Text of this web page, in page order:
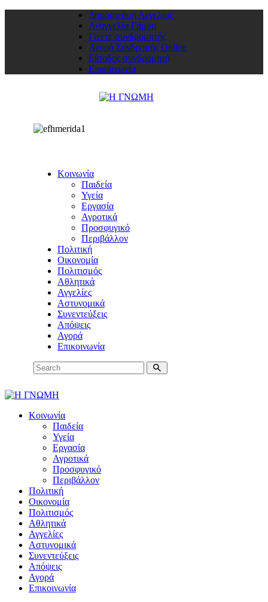
Δημοσιεύση Αγγελίας
Αναγγελία Γάμου
Γίνετε συνδρομητής
Αγορά Συνδρομής Online
Είσοδος συνδρομητή
Επικοινωνία
Κοινωνία
Παιδεία
Υγεία
Εργασία
Αγροτικά
Προσφυγικό
Περιβάλλον
Πολιτική
Οικονομία
Πολιτισμός
Αθλητικά
Αγγελίες
Αστυνομικά
Συνεντεύξεις
Απόψεις
Αγορά
Επικοινωνία
Κοινωνία
Παιδεία
Υγεία
Εργασία
Αγροτικά
Προσφυγικό
Περιβάλλον
Πολιτική
Οικονομία
Πολιτισμός
Αθλητικά
Αγγελίες
Αστυνομικά
Συνεντεύξεις
Απόψεις
Αγορά
Επικοινωνία